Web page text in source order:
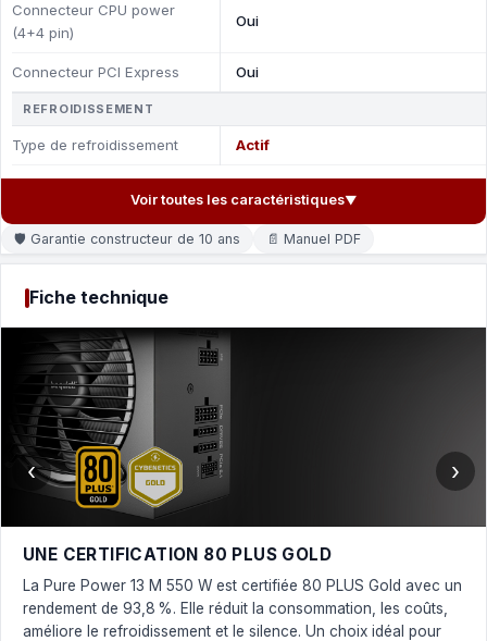
Connecteur CPU power
(4+4 pin)
Oui
Connecteur PCI Express Oui
REFROIDISSEMENT
Type de refroidissement Actif
Voir toutes les caractéristiques▼
🛡 Garantie constructeur de 10 ans 📄 Manuel PDF
Fiche technique
UNE CERTIFICATION 80 PLUS GOLD
La Pure Power 13 M 550 W est certifiée 80 PLUS Gold avec un
rendement de 93,8 %. Elle réduit la consommation, les coûts,
améliore le refroidissement et le silence. Un choix idéal pour
‹ ›